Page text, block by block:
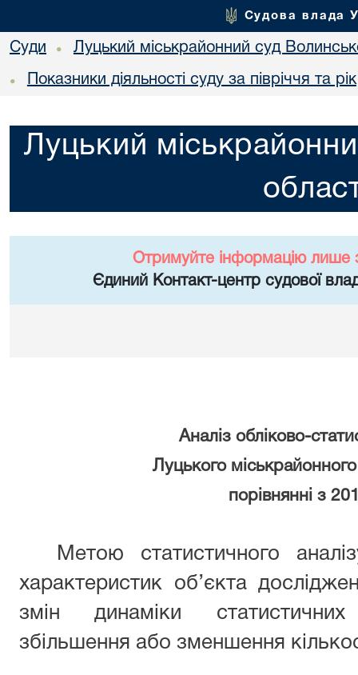
Судова влада
Суди • Луцький міськрайонний суд
• Показники діяльності суду за півріччя та рік
Луцький
Отримуйте інформацію лише
Єдиний Контакт-центр судової
Аналіз обліково-
Луцького
порівнянні з
Метою статистичного
характеристик об’єкта
змін динаміки
збільшення або зменшення